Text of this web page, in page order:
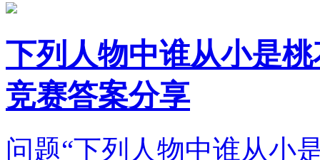
下列人物中谁从小是
竞赛答案分享
问题“下列人物中谁从小